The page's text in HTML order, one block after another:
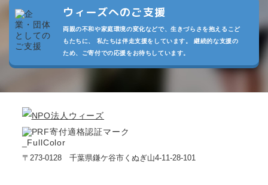
ウィーズへのご支援
両親の不和や家庭環境の変化などで、生きづらさを抱えるこど
もたちに、 私たちは伴走支援をしています。 継続的な支援の
ため、ご寄付での応援をお待ちしています。
〒273-0128 千葉県鎌ケ谷市くぬぎ山4-11-28-101